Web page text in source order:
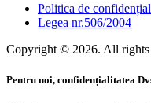
Politica de
Legea nr.506/2004
Copyright © 2026. All rights
Pentru noi, confidențialitatea